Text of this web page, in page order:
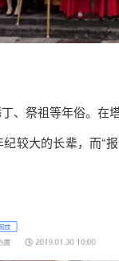
、祭祖等年俗。在
较大的长辈，而“